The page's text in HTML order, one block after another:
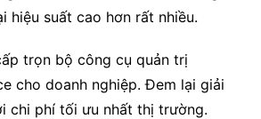
hiệu suất cao hơn rất nhiều.
trọn bộ công cụ quản trị
cho doanh nghiệp. Đem lại giải
chi phí tối ưu nhất thị trường.